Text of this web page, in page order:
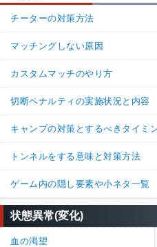
チーターの対策方法
マッチングしない原因
カスタムマッチのやり方
切断ペナルティの実施状況と内容
キャンプの対策とするべきタイミ
トンネルをする意味と対策方法
ゲーム内の隠し要素や小ネタ一覧
状態異常(変化)
血の渇望